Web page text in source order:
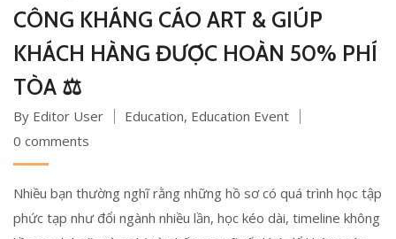
CÔNG KHÁNG CÁO ART & GIÚP
KHÁCH HÀNG ĐƯỢC HOÀN 50% PHÍ
TÒA ⚖️
By Editor User Education, Education Event
0 comments
Nhiều bạn thường nghĩ rằng những hồ sơ có quá trình học tập
phức tạp như đổi ngành nhiều lần, học kéo dài, timeline không